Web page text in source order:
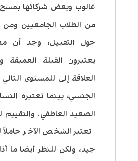
من الطلاب الجامعيين ومن
حول التقبيل، وجد أن
يعتبرون القبلة العميقة
العلاقة إلى للمستوى
الجنسي، بينما تعتبره
الصعيد العاطفي.
تعتبر الشخص الآخر
جيد، ولكن للنظر أيضا ما